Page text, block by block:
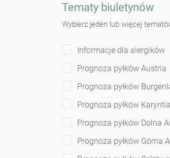
Tematy biuletynów
Wybierz jeden lub więcej
Informacje dla alergików
Prognoza pyłków Austria
Prognoza pyłków
Prognoza pyłków Karyntia
Prognoza pyłków Dolna
Prognoza pyłków Górna